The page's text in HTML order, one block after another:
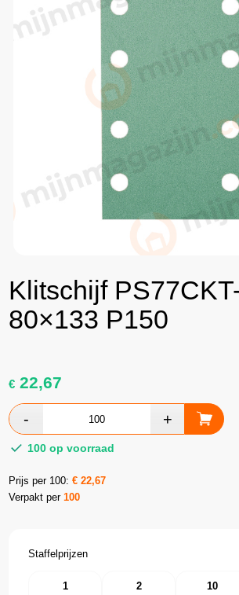
Klitschijf
80×133 P150
€ 22,67
100 op voorraad
Prijs per 100:€22,67
Verpakt per100
Staffelprijzen
1 2 10